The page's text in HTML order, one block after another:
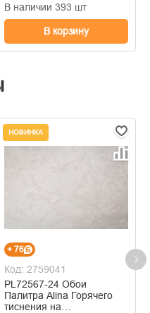
В наличии 393 шт
В корзину
НОВИНКА
+ 76
Код: 2759041
PL72567-24 Обои
Палитра Alina Горячего
тиснения на